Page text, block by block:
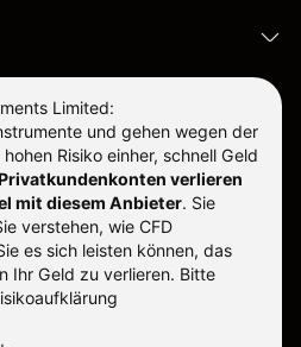
Limited:
und gehen wegen der
Risiko einher, schnell Geld
verlieren
mit diesem Anbieter. Sie
verstehen, wie CFD
es sich leisten können, das
Ihr Geld zu verlieren. Bitte